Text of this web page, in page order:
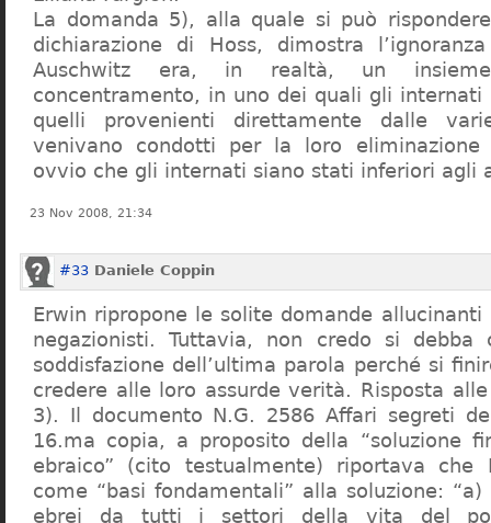
La domanda 5), alla quale si può
dichiarazione di Hoss, dimostra
Auschwitz era, in realtà, un
concentramento, in uno dei quali gli
quelli provenienti direttamente dalle
venivano condotti per la loro eliminazione
ovvio che gli internati siano stati inferiori agli
23 Nov 2008, 21:34
#33 Daniele Coppin
Erwin ripropone le solite domande
negazionisti. Tuttavia, non credo si debba
soddisfazione dell’ultima parola perché si
credere alle loro assurde verità. Risposta
3). Il documento N.G. 2586 Affari segreti
16.ma copia, a proposito della “soluzione
ebraico” (cito testualmente) riportava che
come “basi fondamentali” alla soluzione:
ebrei da tutti i settori della vita del